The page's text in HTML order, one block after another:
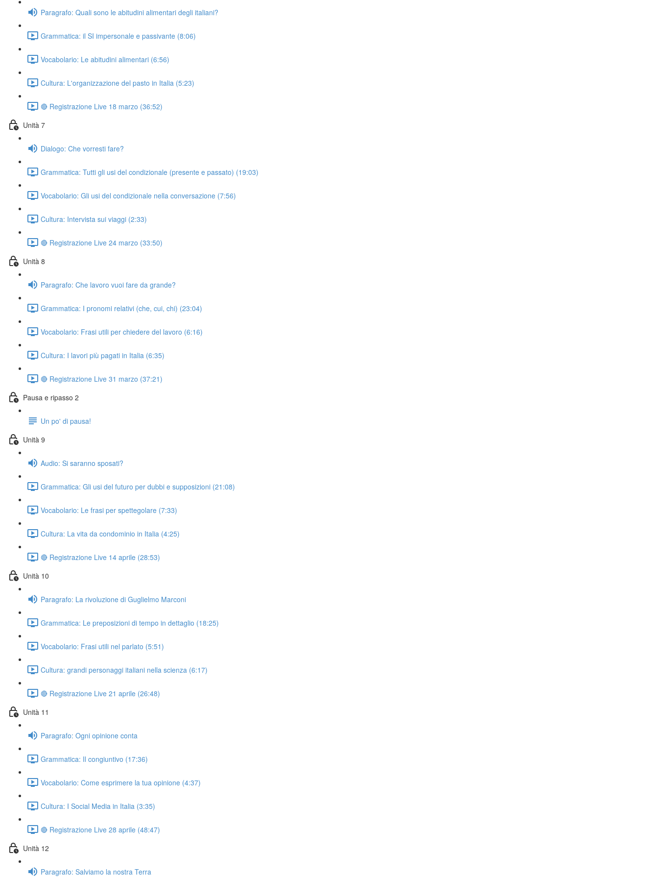
Paragrafo: Quali sono le abitudini alimentari degli italiani?
Grammatica: il SI impersonale e passivante (8:06)
Vocabolario: Le abitudini alimentari (6:56)
Cultura: L'organizzazione del pasto in Italia (5:23)
🔴 Registrazione Live 18 marzo (36:52)
Unità 7
Dialogo: Che vorresti fare?
Grammatica: Tutti gli usi del condizionale (presente e passato) (19:03)
Vocabolario: Gli usi del condizionale nella conversazione (7:56)
Cultura: Intervista sui viaggi (2:33)
🔴 Registrazione Live 24 marzo (33:50)
Unità 8
Paragrafo: Che lavoro vuoi fare da grande?
Grammatica: I pronomi relativi (che, cui, chi) (23:04)
Vocabolario: Frasi utili per chiedere del lavoro (6:16)
Cultura: I lavori più pagati in Italia (6:35)
🔴 Registrazione Live 31 marzo (37:21)
Pausa e ripasso 2
Un po' di pausa!
Unità 9
Audio: Si saranno sposati?
Grammatica: Gli usi del futuro per dubbi e supposizioni (21:08)
Vocabolario: Le frasi per spettegolare (7:33)
Cultura: La vita da condominio in Italia (4:25)
🔴 Registrazione Live 14 aprile (28:53)
Unità 10
Paragrafo: La rivoluzione di Guglielmo Marconi
Grammatica: Le preposizioni di tempo in dettaglio (18:25)
Vocabolario: Frasi utili nel parlato (5:51)
Cultura: grandi personaggi italiani nella scienza (6:17)
🔴 Registrazione Live 21 aprile (26:48)
Unità 11
Paragrafo: Ogni opinione conta
Grammatica: Il congiuntivo (17:36)
Vocabolario: Come esprimere la tua opinione (4:37)
Cultura: I Social Media in Italia (3:35)
🔴 Registrazione Live 28 aprile (48:47)
Unità 12
Paragrafo: Salviamo la nostra Terra